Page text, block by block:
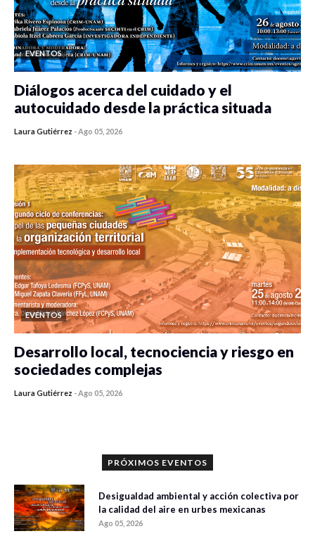
EVENTOS
Diálogos acerca del cuidado y el
autocuidado desde la práctica situada
Laura Gutiérrez -Ago 05, 2026
EVENTOS
Desarrollo local, tecnociencia y riesgo en
sociedades complejas
Laura Gutiérrez -Ago 05, 2026
PRÓXIMOS EVENTOS
Desigualdad ambiental y acción colectiva por
la calidad del aire en urbes mexicanas
Ago 05, 2026